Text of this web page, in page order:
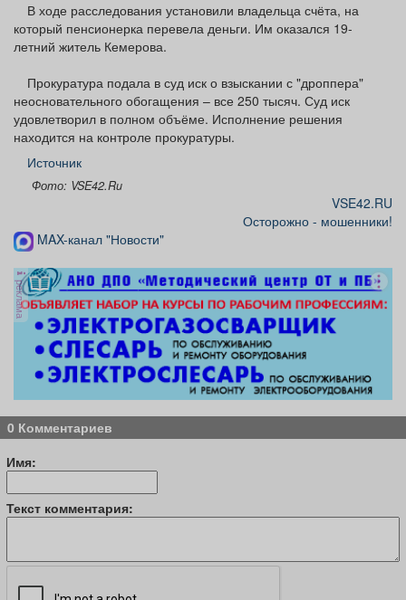
В ходе расследования установили владельца счёта, на
который пенсионерка перевела деньги. Им оказался 19-
летний житель Кемерова.
Прокуратура подала в суд иск о взыскании с "дроппера"
неосновательного обогащения – все 250 тысяч. Суд иск
удовлетворил в полном объёме. Исполнение решения
находится на контроле прокуратуры.
Источник
Фото: VSE42.Ru
VSE42.RU
Осторожно - мошенники!
MAX-канал "Новости"
реклама
0 Комментариев
Имя:
Текст комментария: